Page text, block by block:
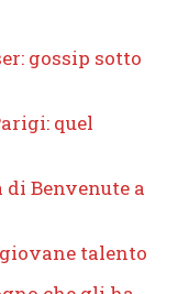
gossip sotto
quel
Benvenute a
talento